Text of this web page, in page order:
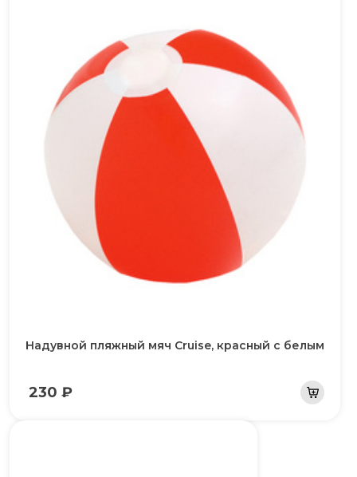
Надувной пляжный мяч Cruise, красный с белым
230 ₽